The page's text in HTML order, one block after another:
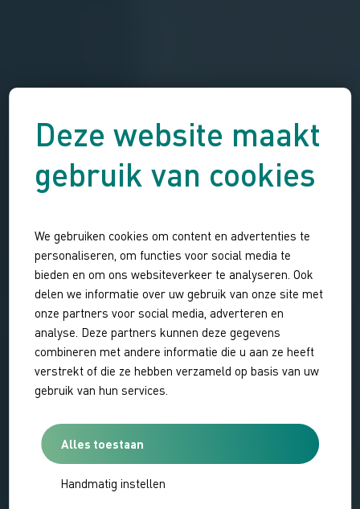
Deze website maakt
gebruik van cookies
We gebruiken cookies om content en advertenties te
personaliseren, om functies voor social media te
bieden en om ons websiteverkeer te analyseren. Ook
delen we informatie over uw gebruik van onze site met
onze partners voor social media, adverteren en
analyse. Deze partners kunnen deze gegevens
combineren met andere informatie die u aan ze heeft
verstrekt of die ze hebben verzameld op basis van uw
gebruik van hun services.
Handmatig instellen
Alles toestaan